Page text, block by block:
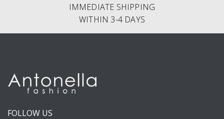
IMMEDIATE SHIPPING
WITHIN 3-4 DAYS
FOLLOW US